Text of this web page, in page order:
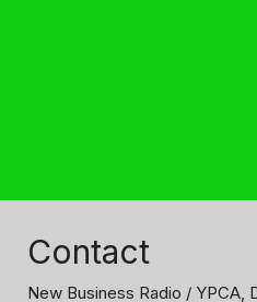
Contact
New Business Radio / YPCA,